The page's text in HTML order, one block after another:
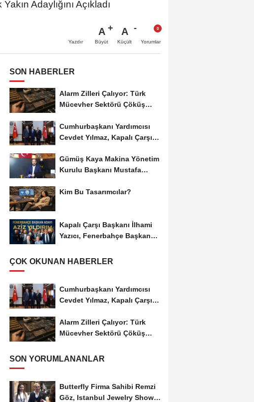
Adaylığını Açıkladı
Yazdır
A
Büyüt
A
Küçült Yorumlar
SON HABERLER
Alarm Zilleri Çalıyor: Türk
Mücevher Sektörü Çöküş
Cumhurbaşkanı Yardımcısı
Cevdet Yılmaz, Kapalı Çarşı
Gümüş Kaya Makina Yönetim
Kurulu Başkanı Mustafa
Kim Bu Tasarımcılar?
Kapalı Çarşı Başkanı İlhami
Yazıcı, Fenerbahçe Başkan
ÇOK OKUNAN HABERLER
Cumhurbaşkanı Yardımcısı
Cevdet Yılmaz, Kapalı Çarşı
Alarm Zilleri Çalıyor: Türk
Mücevher Sektörü Çöküş
SON YORUMLANANLAR
Butterfly Firma Sahibi Remzi
Göz, Istanbul Jewelry Show